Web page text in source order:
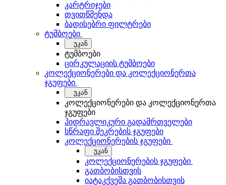
კარტრიჯები
თვითწმენდა
ბადისებრი ფილტრები
ტუმბოები
უკან
ტუმბოები
ცირკულაციის ტუმბოები
კოლექციონერები და კოლექციონერთა
ჯგუფები
უკან
კოლექციონერები და კოლექციონერთა
ჯგუფები
ჰიდრავლიკური გადამრთველები
სწრაფი შეკრების ჯგუფები
კოლექციონერების ჯგუფები
უკან
კოლექციონერების ჯგუფები
გათბობისთვის
იატაკქვეშა გათბობისთვის